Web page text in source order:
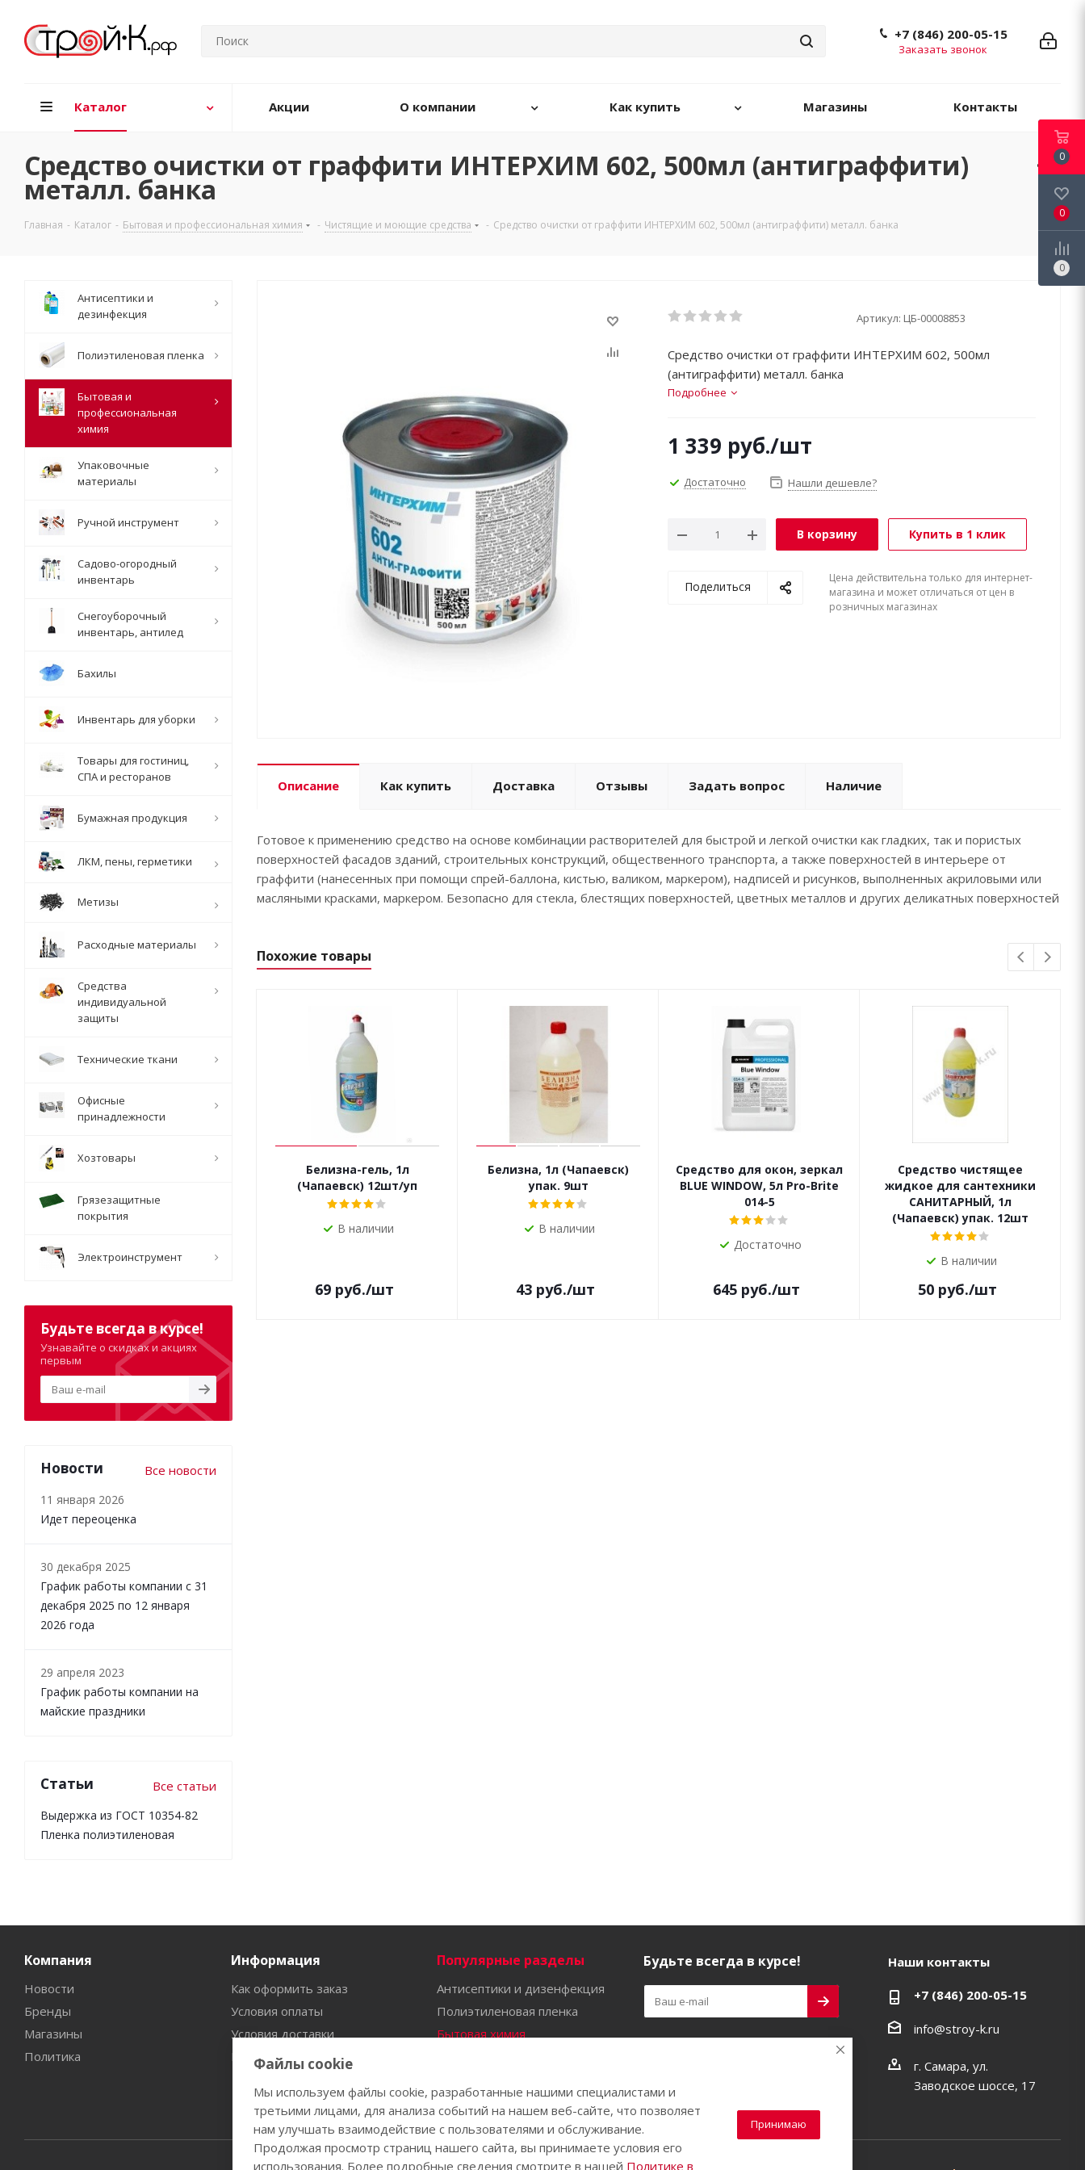
+7 (846) 200-05-15
Заказать звонок
Каталог Акции О компании Как купить Магазины Контакты
Средство очистки от граффити ИНТЕРХИМ 602, 500мл (антиграффити)
металл. банка
Главная - Каталог - Бытовая и профессиональная химия - Чистящие и моющие средства - Средство очистки от граффити ИНТЕРХИМ 602, 500мл (антиграффити) металл. банка
Артикул: ЦБ-00008853
Средство очистки от граффити ИНТЕРХИМ 602, 500мл
(антиграффити) металл. банка
Подробнее
1 339 руб./шт
Достаточно Нашли дешевле?
В корзину Купить в 1 клик
Поделиться
Цена действительна только для интернет-
магазина и может отличаться от цен в
розничных магазинах
Описание Как купить Доставка Отзывы Задать вопрос Наличие
Готовое к применению средство на основе комбинации растворителей для быстрой и легкой очистки как гладких, так и пористых
поверхностей фасадов зданий, строительных конструкций, общественного транспорта, а также поверхностей в интерьере от
граффити (нанесенных при помощи спрей-баллона, кистью, валиком, маркером), надписей и рисунков, выполненных акриловыми или
масляными красками, маркером. Безопасно для стекла, блестящих поверхностей, цветных металлов и других деликатных поверхностей
Похожие товары
Белизна-гель, 1л
(Чапаевск) 12шт/уп
В наличии
69 руб./шт
Белизна, 1л (Чапаевск)
упак. 9шт
В наличии
43 руб./шт
Средство для окон, зеркал
BLUE WINDOW, 5л Pro-Brite
014-5
Достаточно
645 руб./шт
Средство чистящее
жидкое для сантехники
САНИТАРНЫЙ, 1л
(Чапаевск) упак. 12шт
В наличии
50 руб./шт
Антисептики и
дезинфекция
Полиэтиленовая пленка
Бытовая и
профессиональная
химия
Упаковочные
материалы
Ручной инструмент
Садово-огородный
инвентарь
Снегоуборочный
инвентарь, антилед
Бахилы
Инвентарь для уборки
Товары для гостиниц,
СПА и ресторанов
Бумажная продукция
ЛКМ, пены, герметики
Метизы
Расходные материалы
Средства
индивидуальной
защиты
Технические ткани
Офисные
принадлежности
Хозтовары
Грязезащитные
покрытия
Электроинструмент
Будьте всегда в курсе!
Узнавайте о скидках и акциях
первым
Новости Все новости
11 января 2026
Идет переоценка
30 декабря 2025
График работы компании с 31
декабря 2025 по 12 января
2026 года
29 апреля 2023
График работы компании на
майские праздники
Статьи Все статьи
Выдержка из ГОСТ 10354-82
Пленка полиэтиленовая
Компания
Новости
Бренды
Магазины
Политика
Информация
Как оформить заказ
Условия оплаты
Условия доставки
Гарантия на товар
Популярные разделы
Антисептики и дизенфекция
Полиэтиленовая пленка
Бытовая химия
Бахилы
Будьте всегда в курсе! Наши контакты
+7 (846) 200-05-15
info@stroy-k.ru
г. Самара, ул.
Заводское шоссе, 17
0
0
0
Файлы cookie
Мы используем файлы cookie, разработанные нашими специалистами и
третьими лицами, для анализа событий на нашем веб-сайте, что позволяет
нам улучшать взаимодействие с пользователями и обслуживание.
Продолжая просмотр страниц нашего сайта, вы принимаете условия его
использования. Более подробные сведения смотрите в нашей Политике в
Принимаю